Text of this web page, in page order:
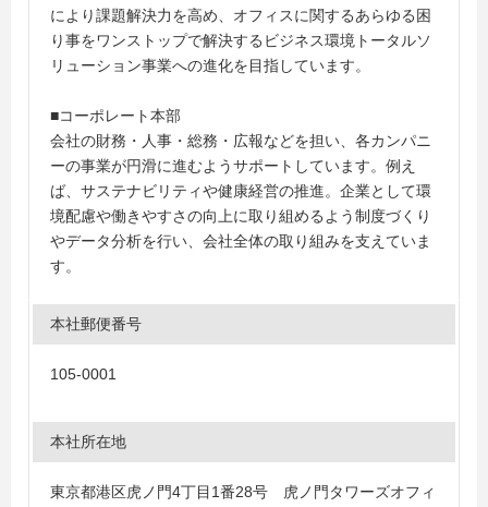
により課題解決力を高め、オフィスに関するあらゆる困
り事をワンストップで解決するビジネス環境トータルソ
リューション事業への進化を目指しています。
■コーポレート本部
会社の財務・人事・総務・広報などを担い、各カンパニ
ーの事業が円滑に進むようサポートしています。例え
ば、サステナビリティや健康経営の推進。企業として環
境配慮や働きやすさの向上に取り組めるよう制度づくり
やデータ分析を行い、会社全体の取り組みを支えていま
す。
本社郵便番号
105-0001
本社所在地
東京都港区虎ノ門4丁目1番28号 虎ノ門タワーズオフィ